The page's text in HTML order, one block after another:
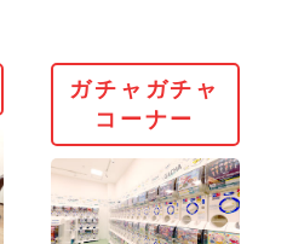
ガチャガチャ
コーナー